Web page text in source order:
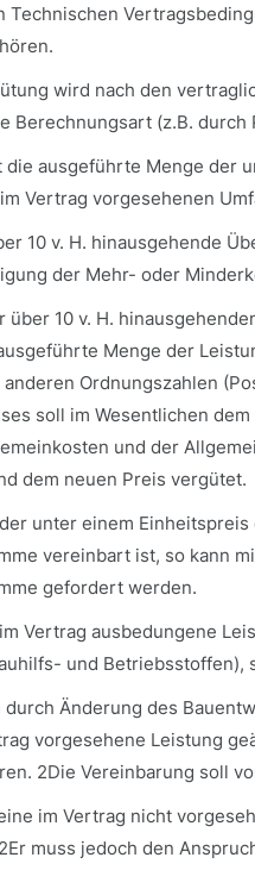
Technischen
wird nach den
Berechnungsart (z.B.
die ausgeführte Menge der
Vertrag vorgesehenen
10 v. H. hinausgehende
der Mehr- oder
über 10 v. H.
Menge der
Ordnungszahlen
soll im Wesentlichen
und der
dem neuen Preis vergütet.
unter einem
vereinbart ist, so kann
gefordert werden.
Vertrag ausbedungene
und Betriebsstoffen),
durch Änderung des
vorgesehene Leistung
2Die Vereinbarung soll
im Vertrag nicht
muss jedoch den